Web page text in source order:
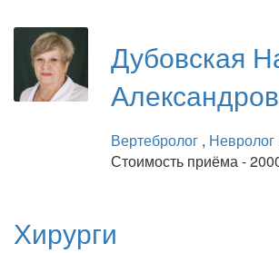
Дубовская
Вертебролог , Невролог
Стоимость приёма -
Хирурги